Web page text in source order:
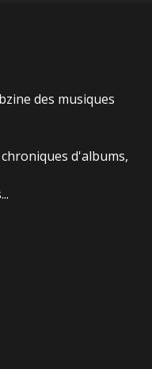
des musiques
d'albums,